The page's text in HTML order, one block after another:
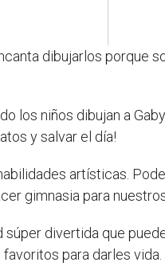
dibujarlos porque
los niños dibujan a
y salvar el día!
artísticas.
gimnasia para
divertida que
para darles vida.